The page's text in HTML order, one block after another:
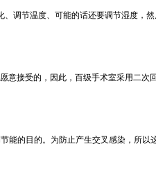
调节温度、可能的话还要调节湿度，然
意接受的，因此，百级手术室采用二次
能的目的。为防止产生交叉感染，所以